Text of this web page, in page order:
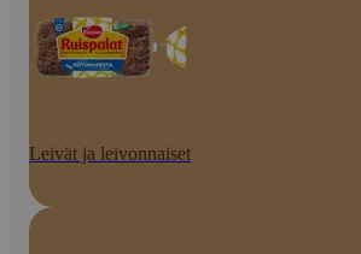
Leivät ja leivonnaiset